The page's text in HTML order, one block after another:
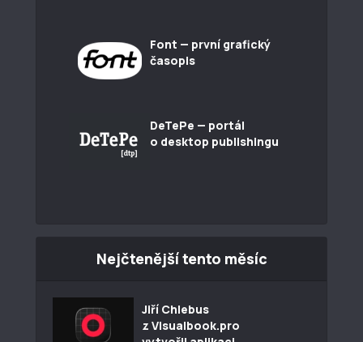
Font — první grafický
časopis
DeTePe — portál
o desktop publishingu
Nejčtenější tento měsíc
Jiří Chlebus
z Visualbook.pro